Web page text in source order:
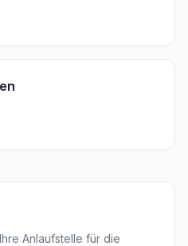
Anlaufstelle für die